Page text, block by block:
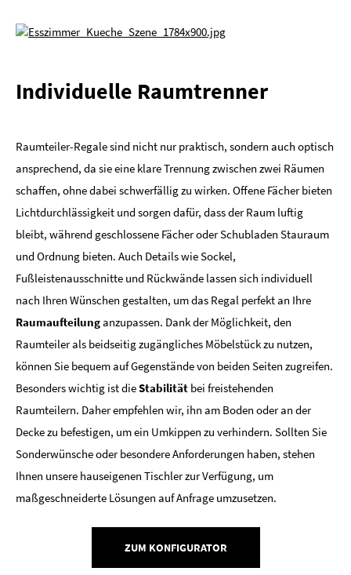
Individuelle Raumtrenner
Raumteiler-Regale sind nicht nur praktisch, sondern auch optisch
ansprechend, da sie eine klare Trennung zwischen zwei Räumen
schaffen, ohne dabei schwerfällig zu wirken. Offene Fächer bieten
Lichtdurchlässigkeit und sorgen dafür, dass der Raum luftig
bleibt, während geschlossene Fächer oder Schubladen Stauraum
und Ordnung bieten. Auch Details wie Sockel,
Fußleistenausschnitte und Rückwände lassen sich individuell
nach Ihren Wünschen gestalten, um das Regal perfekt an Ihre
Raumaufteilunganzupassen. Dank der Möglichkeit, den
Raumteiler als beidseitig zugängliches Möbelstück zu nutzen,
können Sie bequem auf Gegenstände von beiden Seiten zugreifen.
Besonders wichtig ist dieStabilität bei freistehenden
Raumteilern. Daher empfehlen wir, ihn am Boden oder an der
Decke zu befestigen, um ein Umkippen zu verhindern. Sollten Sie
Sonderwünsche oder besondere Anforderungen haben, stehen
Ihnen unsere hauseigenen Tischler zur Verfügung, um
maßgeschneiderte Lösungen auf Anfrage umzusetzen.
ZUM KONFIGURATOR